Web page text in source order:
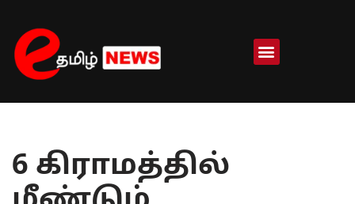
Skip
to
content
6 கிராமத்தில்